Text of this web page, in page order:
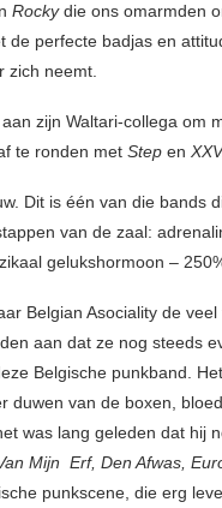
Rockydie ons omarmden
de perfecte badjas en
zich neemt.
zijn Waltari-collega om
te ronden met Step en
Dit is één van die bands
van de zaal:
gelukshormoon –
Belgian Asociality de
aan dat ze nog steeds
Belgische punkband.
duwen van de boxen,
was lang geleden dat hij
Mijn Erf, Den Afwas,
punkscene, die erg